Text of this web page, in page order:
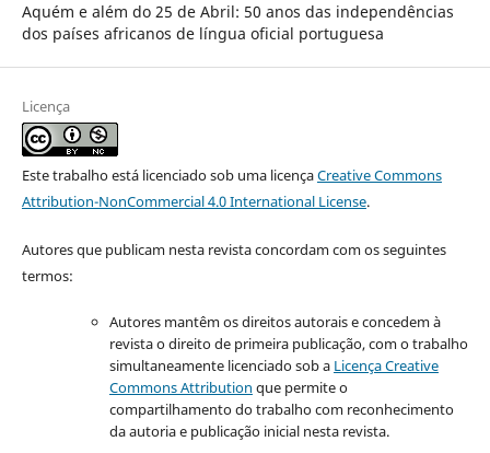
Aquém e além do 25 de Abril: 50 anos das independências
dos países africanos de língua oficial portuguesa
Licença
Este trabalho está licenciado sob uma licençaCreative Commons
Attribution-NonCommercial 4.0 International License.
Autores que publicam nesta revista concordam com os seguintes
termos:
Autores mantêm os direitos autorais e concedem à
revista o direito de primeira publicação, com o trabalho
simultaneamente licenciado sob a Licença Creative
Commons Attribution que permite o
compartilhamento do trabalho com reconhecimento
da autoria e publicação inicial nesta revista.